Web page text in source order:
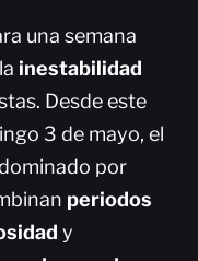
una semana
inestabilidad
Desde este
3 de mayo, el
por
periodos
y